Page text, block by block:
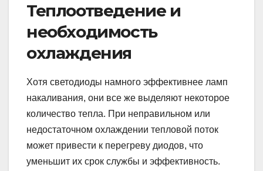
Теплоотведение и
необходимость
охлаждения
Хотя светодиоды намного эффективнее ламп
накаливания, они все же выделяют некоторое
количество тепла. При неправильном или
недостаточном охлаждении тепловой поток
может привести к перегреву диодов, что
уменьшит их срок службы и эффективность.